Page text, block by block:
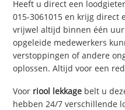
Heeft u direct een
015-3061015 en krijg direct
vrijwel altijd binnen één
opgeleide medewerkers
verstoppingen of andere
oplossen. Altijd voor een
Voor riool lekkage belt u
hebben 24/7 verschillende